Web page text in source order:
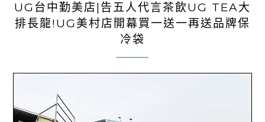
UG台中勤美店|告五人代言茶飲UG TEA大
排長龍!UG美村店開幕買一送一再送品牌保
冷袋